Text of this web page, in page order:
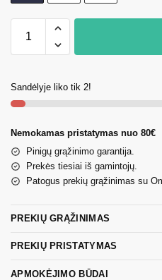
Sandėlyje liko tik 2!
Nemokamas pristatymas nuo 80€
Pinigų grąžinimo garantija.
Prekės tiesiai iš gamintojų.
Patogus prekių grąžinimas su
PREKIŲ GRĄŽINIMAS
PREKIŲ PRISTATYMAS
APMOKĖJIMO BŪDAI